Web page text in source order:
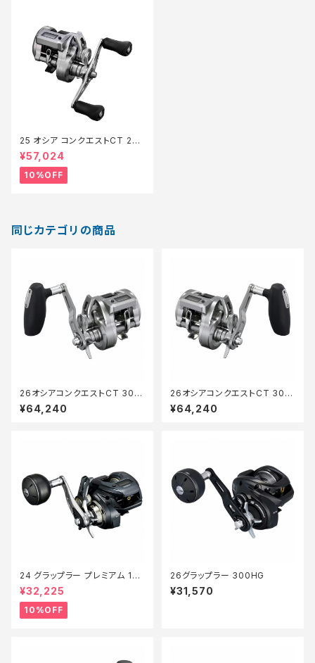
25 オシア コンクエストCT 201
PG【継続セール_リール】【10】
¥57,024
10%OFF
同じカテゴリの商品
26オシアコンクエストCT 300
XG
¥64,240
26オシアコンクエストCT 301X
G
¥64,240
24 グラップラー プレミアム 150
XG 新製品2024【継続セール_
リール】【10】
¥32,225
10%OFF
26グラップラー 300HG
¥31,570